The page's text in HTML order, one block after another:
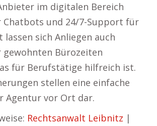
im digitalen Bereich
Chatbots und 24/7-Support für
lassen sich Anliegen auch
gewohnten Bürozeiten
für Berufstätige hilfreich ist.
stellen eine einfache
Agentur vor Ort dar.
Rechtsanwalt Leibnitz |